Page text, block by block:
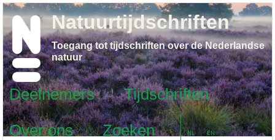
Deelnemers
Tijdschriften
Over ons
Zoeken NL EN
Natuurtijdschriften
Toegang tot tijdschriften over de Nederlandse
natuur